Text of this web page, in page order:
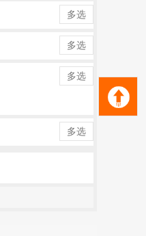
多选
多选
多选
多选